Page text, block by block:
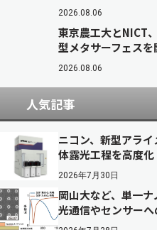
2026.08.06
東京農工大とNICT
型メタサーフェスを
2026.08.06
人気記事
ニコン、新型アラ
体露光工程を高度化
2026年7月30日
岡山大など、単一
光通信やセンサー